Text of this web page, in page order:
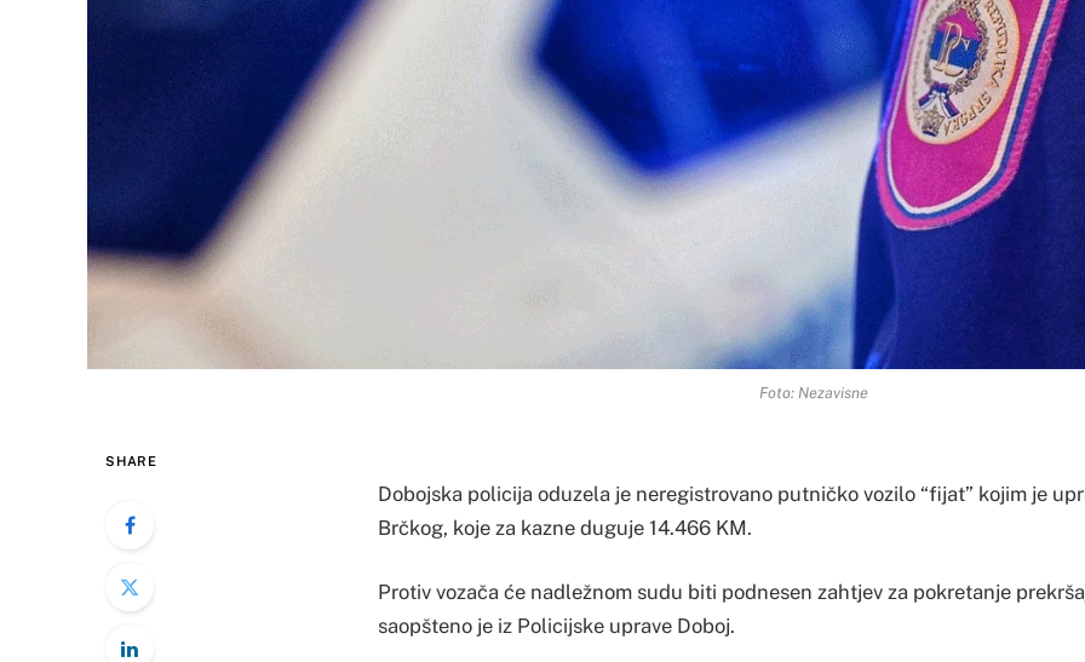
Foto: Nezavisne
SHARE
Dobojska policija oduzela je neregistrovano putničko vozilo “fijat” kojim je
Brčkog, koje za kazne duguje 14.466 KM.
Protiv vozača će nadležnom sudu biti podnesen zahtjev za pokretanje
saopšteno je iz Policijske uprave Doboj.